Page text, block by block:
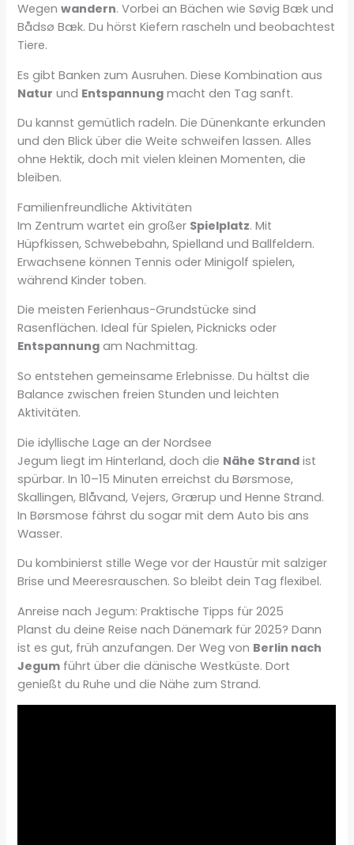
Wegenwandern. Vorbei an Bächen wie Søvig Bæk und
Bådsø Bæk. Du hörst Kiefern rascheln und beobachtest
Tiere.
Es gibt Banken zum Ausruhen. Diese Kombination aus
Natur und Entspannung macht den Tag sanft.
Du kannst gemütlich radeln. Die Dünenkante erkunden
und den Blick über die Weite schweifen lassen. Alles
ohne Hektik, doch mit vielen kleinen Momenten, die
bleiben.
Familienfreundliche Aktivitäten
Im Zentrum wartet ein großer Spielplatz. Mit
Hüpfkissen, Schwebebahn, Spielland und Ballfeldern.
Erwachsene können Tennis oder Minigolf spielen,
während Kinder toben.
Die meisten Ferienhaus-Grundstücke sind
Rasenflächen. Ideal für Spielen, Picknicks oder
Entspannung am Nachmittag.
So entstehen gemeinsame Erlebnisse. Du hältst die
Balance zwischen freien Stunden und leichten
Aktivitäten.
Die idyllische Lage an der Nordsee
Jegum liegt im Hinterland, doch die Nähe Strand ist
spürbar. In 10–15 Minuten erreichst du Børsmose,
Skallingen, Blåvand, Vejers, Grærup und Henne Strand.
In Børsmose fährst du sogar mit dem Auto bis ans
Wasser.
Du kombinierst stille Wege vor der Haustür mit salziger
Brise und Meeresrauschen. So bleibt dein Tag flexibel.
Anreise nach Jegum: Praktische Tipps für 2025
Planst du deine Reise nach Dänemark für 2025? Dann
ist es gut, früh anzufangen. Der Weg von Berlin nach
Jegum führt über die dänische Westküste. Dort
genießt du Ruhe und die Nähe zum Strand.